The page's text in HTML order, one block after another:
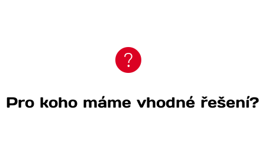
Pro koho máme vhodné řešení?